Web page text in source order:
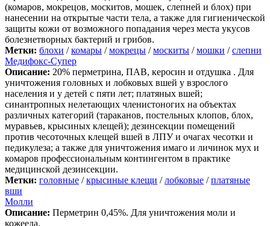
(комаров, мокрецов, москитов, мошек, слепней и блох) при
нанесении на открытые части тела, а также для гигиенической
защиты кожи от возможного попадания через места укусов
болезнетворных бактерий и грибов.
Метки: блохи /комары /мокрецы /москиты /мошки /слепни
Медифокс-Супер
Описание: 20% перметрина, ПАВ, керосин и отдушка . Для
уничтожения головных и лобковых вшей у взрослого
населения и у детей с пяти лет; платяных вшей;
синантропных нелетающих членистоногих на объектах
различных категорий (тараканов, постельных клопов, блох,
муравьев, крысиных клещей); дезинсекции помещений
против чесоточных клещей вшей в ЛПУ и очагах чесотки и
педикулеза; а также для уничтожения имаго и личинок мух и
комаров профессиональным контингентом в практике
медицинской дезинсекции.
Метки: головные /крысиные клещи /лобковые /платяные
вши
Молли
Описание: Перметрин 0,45%. Для уничтожения моли и
кожееда.